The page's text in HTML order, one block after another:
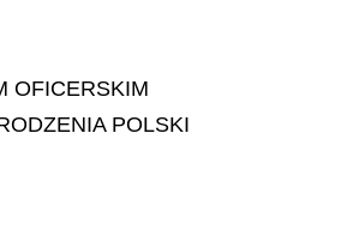
OFICERSKIM
POLSKI